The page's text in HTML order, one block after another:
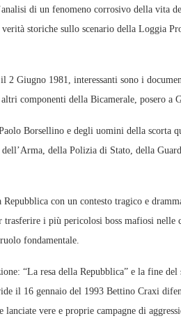
di un fenomeno corrosivo della vita
storiche sullo scenario della Loggia
2 Giugno 1981, interessanti sono i
componenti della Bicamerale, posero a
Borsellino e degli uomini della scorta
della Polizia di Stato, della
con un contesto tragico e
trasferire i più pericolosi boss mafiosi nelle
fondamentale.
“La resa della Repubblica” e la fine del
il 16 gennaio del 1993 Bettino Craxi
vere e proprie campagne di